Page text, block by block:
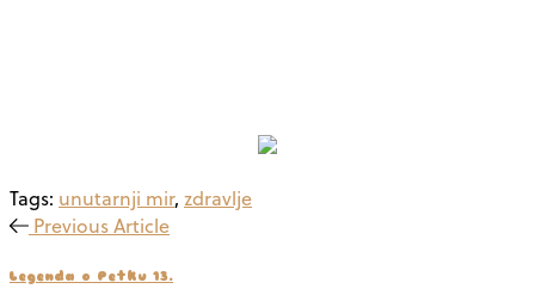
Tags: unutarnji mir, zdravlje
Previous Article
Legenda o Petku 13.